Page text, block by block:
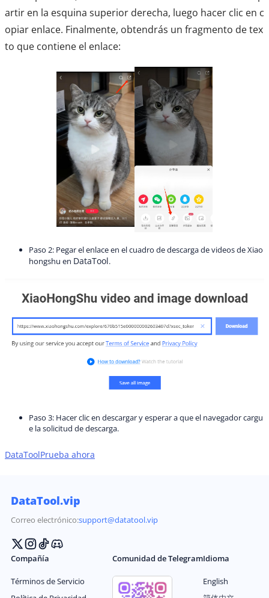
artir en la esquina superior derecha, luego hacer clic en c
opiar enlace. Finalmente, obtendrás un fragmento de tex
to que contiene el enlace:
Paso 2: Pegar el enlace en el cuadro de descarga de videos de Xiao
hongshu en DataTool.
Paso 3: Hacer clic en descargar y esperar a que el navegador cargu
e la solicitud de descarga.
DataToolPrueba ahora
DataTool.vip
Correo electrónico:support@datatool.vip
Compañía
Términos de Servicio
Comunidad de TelegramIdioma
English